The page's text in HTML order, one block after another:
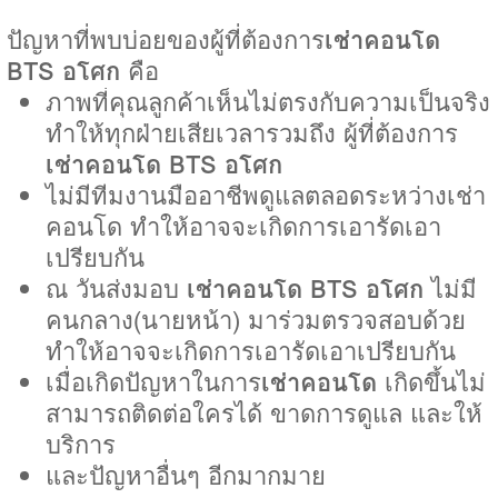
ปัญหาที่พบบ่อยของผู้ที่ต้องการเช่าคอนโด
BTS อโศก คือ
ภาพที่คุณลูกค้าเห็นไม่ตรงกับความเป็นจริง
ทำให้ทุกฝ่ายเสียเวลารวมถึง ผู้ที่ต้องการ
เช่าคอนโด BTS อโศก
ไม่มีทีมงานมืออาชีพดูแลตลอดระหว่างเช่า
คอนโด ทำให้อาจจะเกิดการเอารัดเอา
เปรียบกัน
ณ วันส่งมอบ เช่าคอนโด BTS อโศกไม่มี
คนกลาง(นายหน้า) มาร่วมตรวจสอบด้วย
ทำให้อาจจะเกิดการเอารัดเอาเปรียบกัน
เมื่อเกิดปัญหาในการเช่าคอนโด เกิดขึ้นไม่
สามารถติดต่อใครได้ ขาดการดูแล และให้
บริการ
และปัญหาอื่นๆ อีกมากมาย